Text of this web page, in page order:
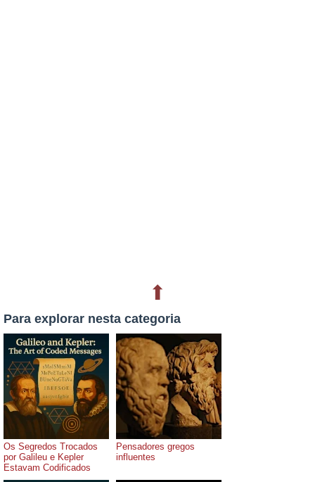
⬆
Para explorar nesta categoria
Os Segredos Trocados
por Galileu e Kepler
Estavam Codificados
Pensadores gregos
influentes